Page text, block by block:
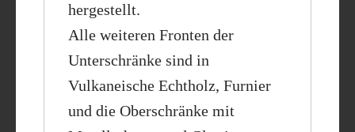
hergestellt.
Alle weiteren Fronten der
Unterschränke sind in
Vulkaneische Echtholz, Furnier
und die Oberschränke mit